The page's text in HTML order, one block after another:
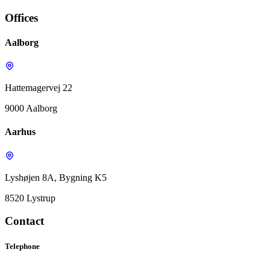
Offices
Aalborg
Hattemagervej 22
9000 Aalborg
Aarhus
Lyshøjen 8A, Bygning K5
8520 Lystrup
Contact
Telephone